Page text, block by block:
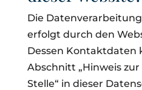
Die
erfolgt durch den
Dessen Kontaktdaten
Abschnitt „Hinweis
Stelle“ in dieser